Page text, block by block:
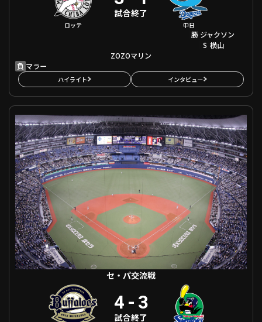
ロッテ
試合終了
中日
勝 ジャクソン
S 横山
ZOZOマリン
負 マラー
ハイライト インタビュー
セ・パ交流戦 オリックス VS 東京ヤクルト
セ・パ交流戦
4 - 3
試合終了